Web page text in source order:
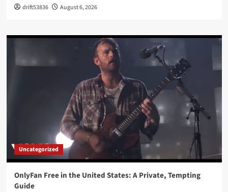
drift53836 August 6, 2026
Uncategorized
OnlyFan Free in the United States: A Private, Tempting
Guide